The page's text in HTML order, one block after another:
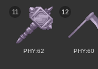
11
PHY:62
12
PHY:60